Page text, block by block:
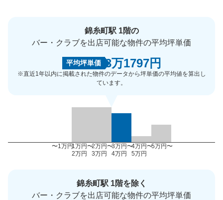
錦糸町駅 1階の
バー・クラブを出店可能な物件の平均坪単価
平均坪単価 3万1797円
※直近1年以内に掲載された物件のデータから坪単価の平均値を算出し
ています。
〜1万円1万円〜
2万円
2万円〜
3万円
3万円〜
4万円
4万円〜
5万円
5万円〜
錦糸町駅 1階を除く
バー・クラブを出店可能な物件の平均坪単価